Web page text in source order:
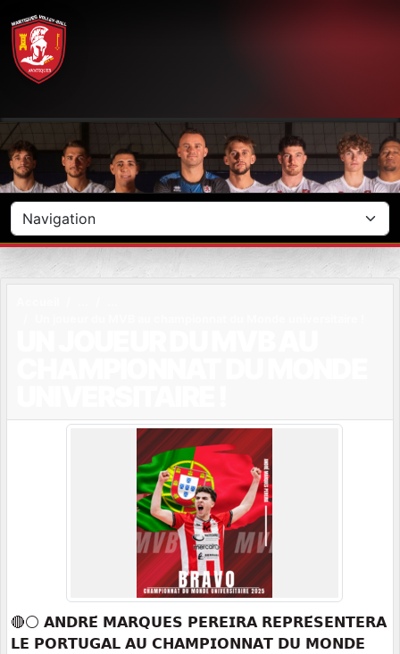
🔴⚪️ 𝗔𝗡𝗗𝗥𝗘́ 𝗠𝗔𝗥𝗤𝗨𝗘𝗦 𝗣𝗘𝗥𝗘𝗜𝗥𝗔 𝗥𝗘𝗣𝗥𝗘́𝗦𝗘𝗡𝗧𝗘𝗥𝗔
𝗟𝗘 𝗣𝗢𝗥𝗧𝗨𝗚𝗔𝗟 𝗔𝗨 𝗖𝗛𝗔𝗠𝗣𝗜𝗢𝗡𝗡𝗔𝗧 𝗗𝗨 𝗠𝗢𝗡𝗗𝗘
Panneau de gestion des cookies